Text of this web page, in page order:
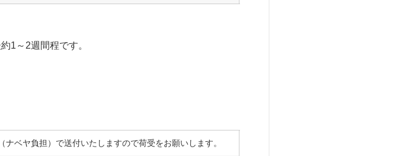
1～2週間程です。
ベヤ負担）で送付いたしますので荷受をお願いします。